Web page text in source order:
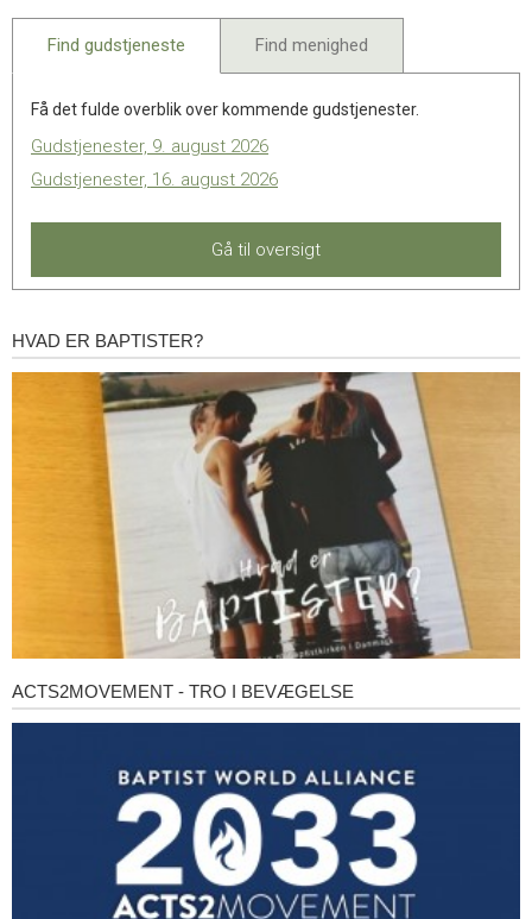
Find gudstjeneste Find menighed
Få det fulde overblik over kommende gudstjenester.
Gudstjenester, 9. august 2026
Gudstjenester, 16. august 2026
Gå til oversigt
Hvad
er
HVAD ER BAPTISTER?
Acts2Movement
-
ACTS2MOVEMENT - TRO I BEVÆGELSE